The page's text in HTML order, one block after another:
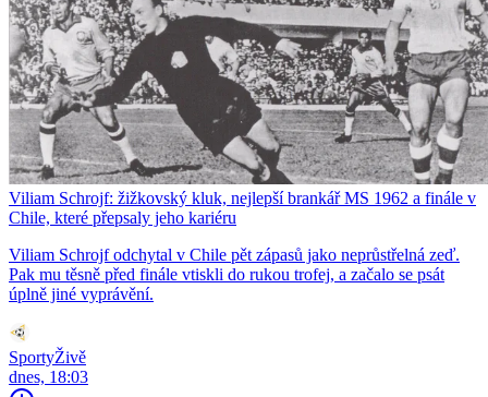
Viliam Schrojf: žižkovský kluk, nejlepší brankář MS 1962 a finále v
Chile, které přepsaly jeho kariéru
Viliam Schrojf odchytal v Chile pět zápasů jako neprůstřelná zeď.
Pak mu těsně před finále vtiskli do rukou trofej, a začalo se psát
úplně jiné vyprávění.
SportyŽivě
dnes, 18:03